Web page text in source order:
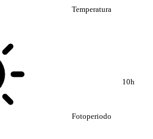
Temperatura
Fotoperiodo
10h